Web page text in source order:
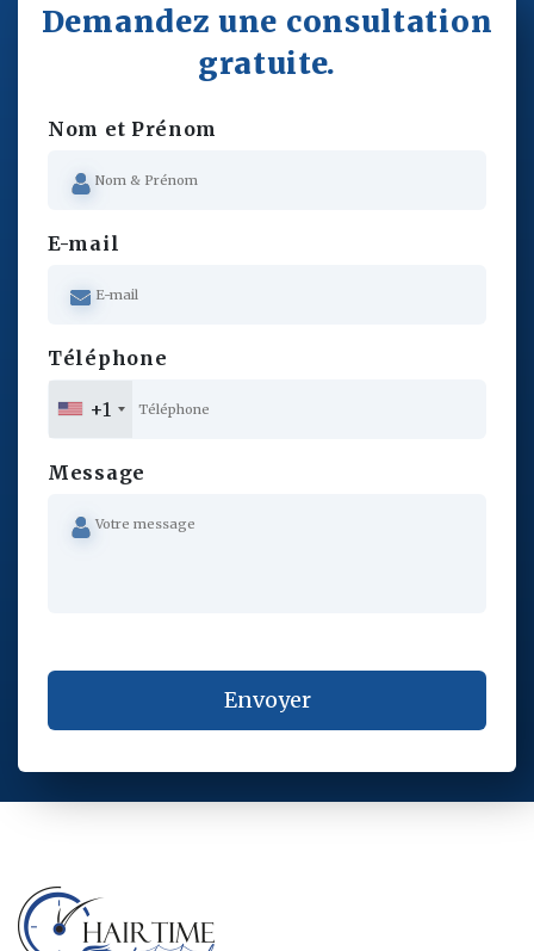
Demandez une consultation
gratuite.
Nom et Prénom
E-mail
Téléphone
+1
Message